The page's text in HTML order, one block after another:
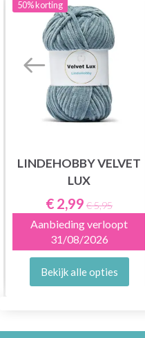
50%korting
LINDEHOBBY VELVET
LUX
€ 2,99 € 5,95
Aanbieding verloopt
31/08/2026
Bekijk alle opties